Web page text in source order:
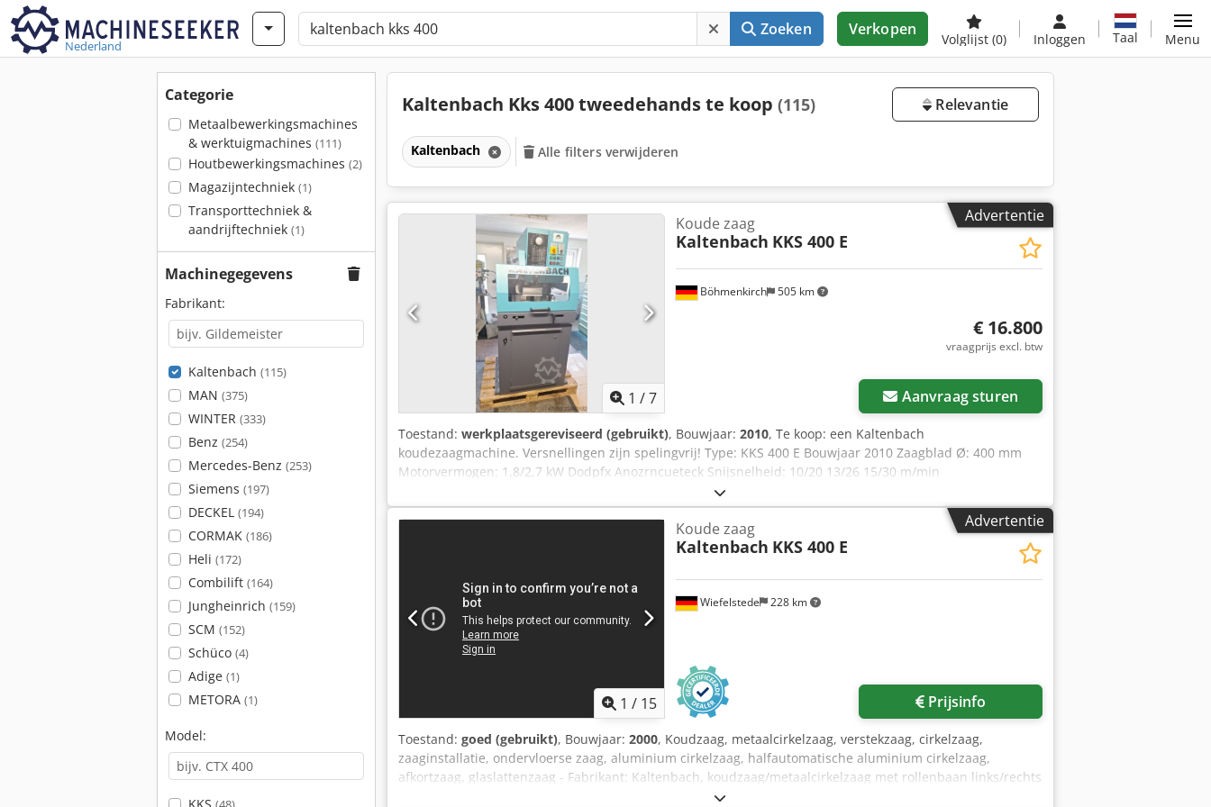
Nederland
Zoeken Verkopen
Volglijst (0) Inloggen Taal Menu
Categorie
Metaalbewerkingsmachines
& werktuigmachines (111)
Houtbewerkingsmachines (2)
Magazijntechniek (1)
Transporttechniek &
aandrijftechniek (1)
Machinegegevens
Fabrikant:
Kaltenbach (115)
MAN (375)
WINTER (333)
Benz (254)
Mercedes-Benz (253)
Siemens (197)
DECKEL (194)
CORMAK (186)
Heli (172)
Combilift (164)
Jungheinrich (159)
SCM (152)
Schüco (4)
Adige (1)
METORA (1)
Model:
Kaltenbach Kks 400 tweedehands te koop (115) Relevantie
Kaltenbach Alle filters verwijderen
Advertentie
1 /7
Böhmenkirch 505 km
Koude zaag
Kaltenbach KKS 400 E
€ 16.800
vraagprijs excl. btw
Aanvraag sturen
Toestand: werkplaatsgereviseerd (gebruikt), Bouwjaar: 2010, Te koop: een Kaltenbach
koudezaagmachine. Versnellingen zijn spelingvrij! Type: KKS 400 E Bouwjaar 2010 Zaagblad Ø: 400 mm
Motorvermogen: 1,8/2,7 kW Dodpfx Anozrncueteck Snijsnelheid: 10/20 13/26 15/30 m/min
Aanvoersnelheid: 0 - 1.000 mm/min Snelle voor-/terugloop: 1.550 mm/min Werkbereik max.: 130 mm
Werkbereik vierkant materiaal: 120 mm Werkbereik plat materiaal: 305 x 20 mm Werkbereik rond
materiaal: 130 mm Werkbereik min.: 10 x 10 mm Verzorgingshoek: 0° - 90° - 0° Afmetingen (lxbxh): 1.080 x
900 x 1.760 mm Gewicht: 900 kg Bezichtiging/ophalen in 89558 Boehmenkirch. Verzending op aanvraag
Advertentie
1 / 15
Wiefelstede 228 km
Koude zaag
Kaltenbach KKS 400 E
Prijsinfo
Toestand: goed (gebruikt), Bouwjaar: 2000, Koudzaag, metaalcirkelzaag, verstekzaag, cirkelzaag,
zaaginstallatie, ondervloerse zaag, aluminium cirkelzaag, halfautomatische aluminium cirkelzaag,
afkortzaag, glaslattenzaag - Fabrikant: Kaltenbach, koudzaag/metaalcirkelzaag met rollenbaan links/rechts
- Type: KKS 400 E halfautomaat zonder materiaalaanvoer - Zaagblad: diameter 400 mm -